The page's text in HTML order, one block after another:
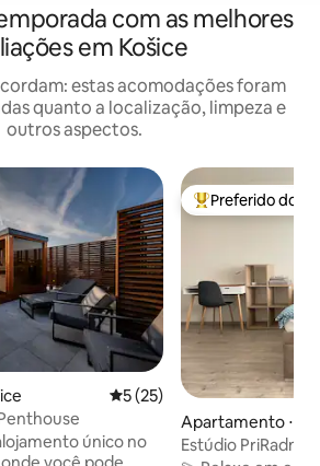
com as melhores
em Košice
estas acomodações foram
quanto a localização, limpeza e
outros aspectos.
5 de uma avaliação média
5 (25)
único no
Entre os
Preferido dos
Apartamento ⋅
Estúdio